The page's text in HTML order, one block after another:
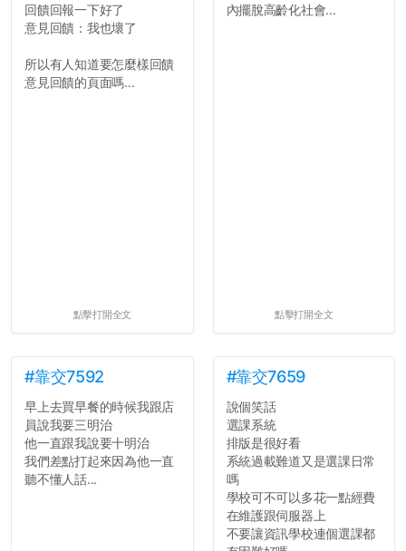
回饋回報一下好了
意見回饋：我也壞了
所以有人知道要怎麼樣回饋
意見回饋的頁面嗎...
點擊打開全文
內擺脫高齡化社會...
點擊打開全文
#靠交7592
早上去買早餐的時候我跟店
員說我要三明治
他一直跟我說要十明治
我們差點打起來因為他一直
聽不懂人話...
#靠交7659
說個笑話
選課系統
排版是很好看
系統過載難道又是選課日常
嗎
學校可不可以多花一點經費
在維護跟伺服器上
不要讓資訊學校連個選課都